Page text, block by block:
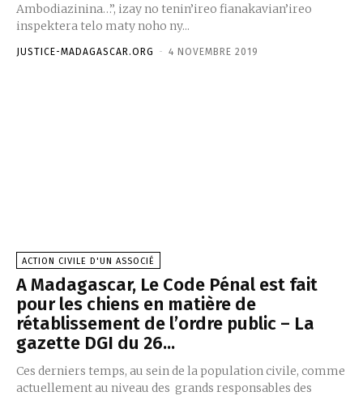
Ambodiazinina…”, izay no tenin’ireo fianakavian’ireo
inspektera telo maty noho ny...
JUSTICE-MADAGASCAR.ORG - 4 NOVEMBRE 2019
ACTION CIVILE D'UN ASSOCIÉ
A Madagascar, Le Code Pénal est fait
pour les chiens en matière de
rétablissement de l’ordre public – La
gazette DGI du 26...
Ces derniers temps, au sein de la population civile, comme
actuellement au niveau des grands responsables des